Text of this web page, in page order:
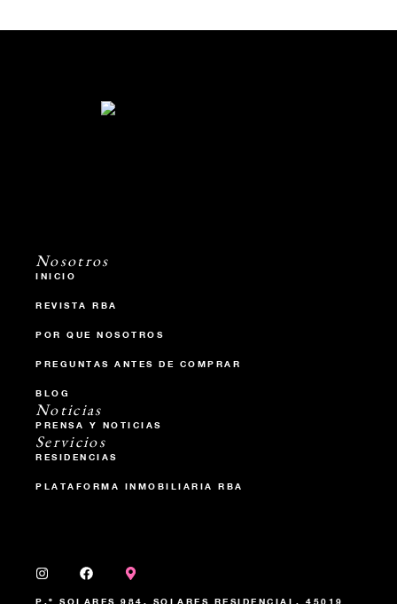
Nosotros
INICIO
REVISTA RBA
POR QUE NOSOTROS
PREGUNTAS ANTES DE COMPRAR
BLOG
Noticias
PRENSA Y NOTICIAS
Servicios
RESIDENCIAS
PLATAFORMA INMOBILIARIA RBA
P.º SOLARES 984, SOLARES RESIDENCIAL, 45019